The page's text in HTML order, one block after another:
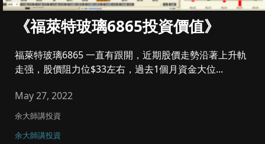
《福萊特玻璃6865投資價值》
福萊特玻璃6865 一直有跟開，近期股價走勢沿著上升軌
走强，股價阻力位$33左右，過去1個月資金大位...
May 27, 2022
余大師講投資
余大師講投資